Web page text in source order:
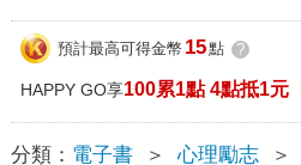
預計最高可得金幣 15點 ?
HAPPY GO享100累1點 4點抵1元
分類： 電子書 ＞ 心理勵志 ＞